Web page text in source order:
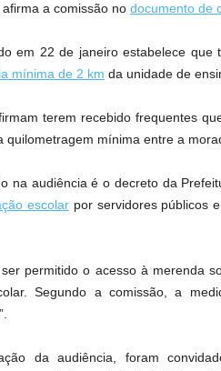
a comissão no documento de
em 22 de janeiro estabelece
mínima de 2 km da unidade de
terem recebido frequentes
quilometragem mínima entre a
na audiência é o decreto da
escolarpor servidores públicos
permitido o acesso à merenda
Segundo a comissão, a
da audiência, foram